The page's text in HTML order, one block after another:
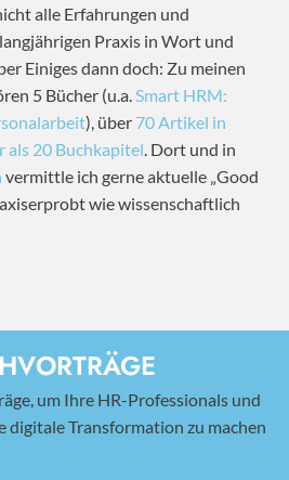
alle Erfahrungen und
Praxis in Wort und
Einiges dann doch: Zu meinen
5 Bücher (u.a.Smart HRM:
), über 70 Artikel in
als 20 Buchkapitel. Dort und in
vermittle ich gerne aktuelle „Good
wie wissenschaftlich
um Ihre HR-Professionals und
digitale Transformation zu machen